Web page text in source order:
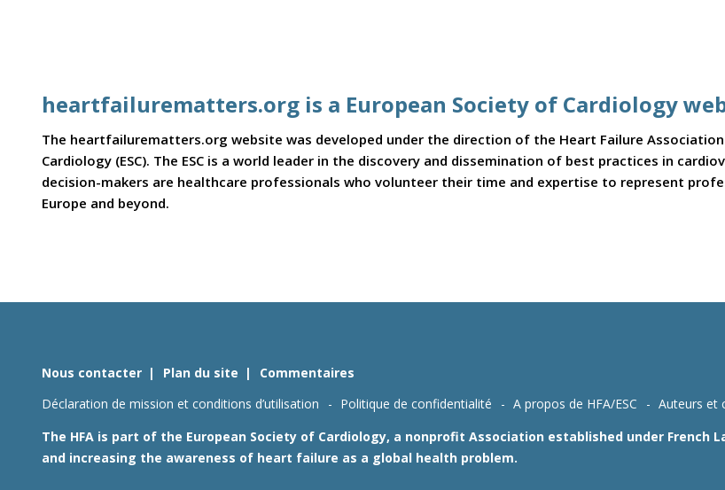
heartfailurematters.org is a European Society of Cardiology
The heartfailurematters.org website was developed under the direction of the Heart Failure
Cardiology (ESC). The ESC is a world leader in the discovery and dissemination of best practices in
decision-makers are healthcare professionals who volunteer their time and expertise to represent
Europe and beyond.
Nous contacter Plan du site
Commentaires
Déclaration de mission et conditions d’utilisation
Politique de confidentialité A propos de HFA/ESC Auteurs et
The HFA is part of the European Society of Cardiology, a nonprofit Association established under
and increasing the awareness of heart failure as a global health problem.